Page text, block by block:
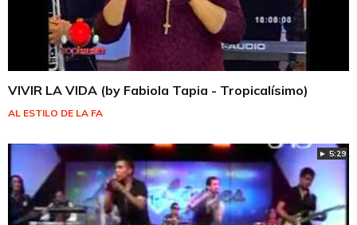
VIVIR LA VIDA (by Fabiola Tapia - Tropicalísimo)
AL ESTILO DE LA FA
► 5:29